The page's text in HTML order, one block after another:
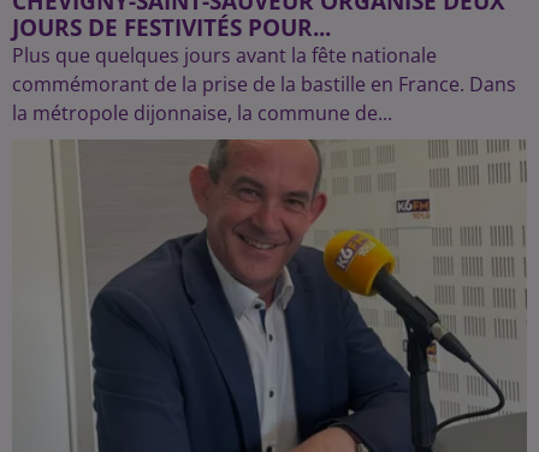
JOURS DE FESTIVITÉS POUR...
Plus que quelques jours avant la fête nationale
commémorant de la prise de la bastille en France. Dans
la métropole dijonnaise, la commune de...